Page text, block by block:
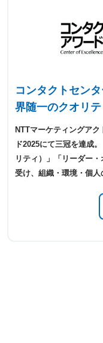
コンタクトセン
界随一のクオリテ
NTTマーケティングア
ド2025にて三冠を達成
リティ）」「リーダー
受け、組織・環境・個人